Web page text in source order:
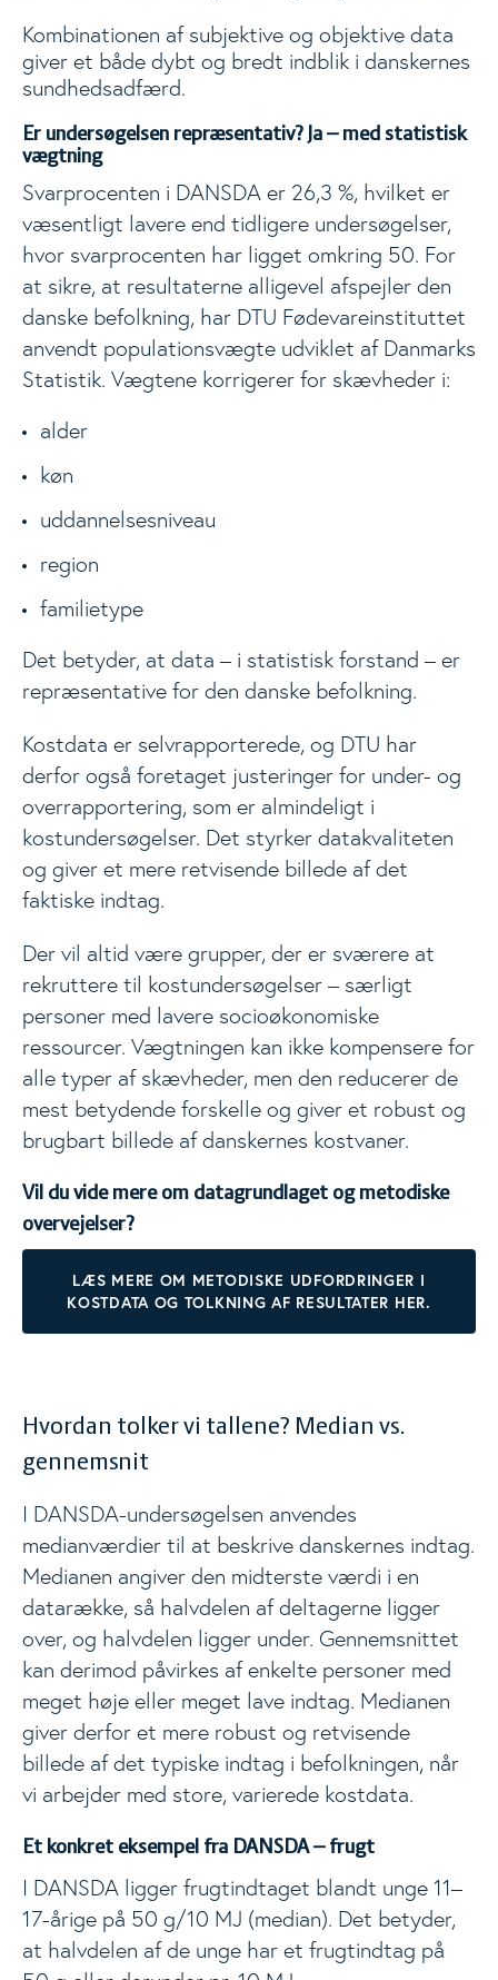
Kombinationen af subjektive og objektive data
giver et både dybt og bredt indblik i danskernes
sundhedsadfærd.
Er undersøgelsen repræsentativ? Ja – med statistisk
vægtning
Svarprocenten i DANSDA er 26,3 %, hvilket er
væsentligt lavere end tidligere undersøgelser,
hvor svarprocenten har ligget omkring 50. For
at sikre, at resultaterne alligevel afspejler den
danske befolkning, har DTU Fødevareinstituttet
anvendt populationsvægte udviklet af Danmarks
Statistik. Vægtene korrigerer for skævheder i:
alder
køn
uddannelsesniveau
region
familietype
Det betyder, at data – i statistisk forstand – er
repræsentative for den danske befolkning.
Kostdata er selvrapporterede, og DTU har
derfor også foretaget justeringer for under- og
overrapportering, som er almindeligt i
kostundersøgelser. Det styrker datakvaliteten
og giver et mere retvisende billede af det
faktiske indtag.
Der vil altid være grupper, der er sværere at
rekruttere til kostundersøgelser – særligt
personer med lavere socioøkonomiske
ressourcer. Vægtningen kan ikke kompensere for
alle typer af skævheder, men den reducerer de
mest betydende forskelle og giver et robust og
brugbart billede af danskernes kostvaner.
Vil du vide mere om datagrundlaget og metodiske
overvejelser?
LÆS MERE OM METODISKE UDFORDRINGER I
KOSTDATA OG TOLKNING AF RESULTATER HER.
Hvordan tolker vi tallene? Median vs.
gennemsnit
I DANSDA-undersøgelsen anvendes
medianværdier til at beskrive danskernes indtag.
Medianen angiver den midterste værdi i en
datarække, så halvdelen af deltagerne ligger
over, og halvdelen ligger under. Gennemsnittet
kan derimod påvirkes af enkelte personer med
meget høje eller meget lave indtag. Medianen
giver derfor et mere robust og retvisende
billede af det typiske indtag i befolkningen, når
vi arbejder med store, varierede kostdata.
Et konkret eksempel fra DANSDA – frugt
I DANSDA ligger frugtindtaget blandt unge 11–
17-årige på 50 g/10 MJ (median). Det betyder,
at halvdelen af de unge har et frugtindtag på